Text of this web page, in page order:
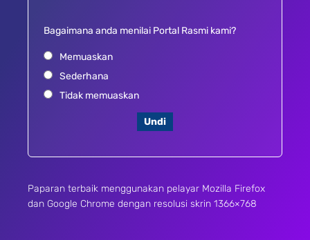
Bagaimana anda menilai Portal Rasmi kami?
Memuaskan
Sederhana
Tidak memuaskan
Undi
Paparan terbaik menggunakan pelayar Mozilla Firefox
dan Google Chrome dengan resolusi skrin 1366×768